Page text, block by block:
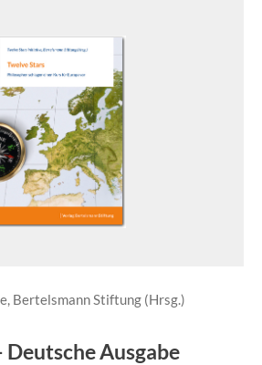
Bertelsmann Stiftung (Hrsg.)
Deutsche Ausgabe